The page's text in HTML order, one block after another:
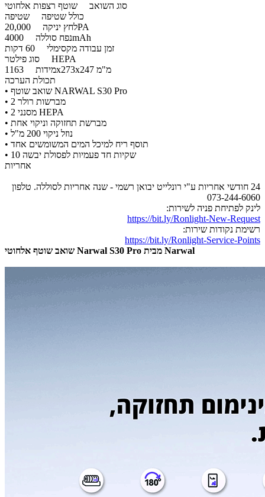
סוג השואב שוטף רצפות אלחוטי
כולל שטיפה שטיפה
לחץ יניקה20,000PA
נפח סוללה4000mAh
זמן עבודה מקסימלי
סוג פילטר HEPA
מידות
1163x273x247 מ"מ
תכולת הערכה
​• שואב שוטף NARWAL S30 Pro
​• 2 מברשות רולר
​• 2 מסנני HEPA
​• מברשת תחזוקה וניקוי אחת
​• נוזל ניקוי 200 מ"ל
​• תוסף ריח למיכל המים המשומשים אחד
​• 10 שקיות חד פעמיות לפסולת יבשה
אחריות
24 חודשי אחריות ע"י רונלייט יבואן רשמי - שנה אחריות לסוללה. טלפון
073-244-6060
לינק לפתיחת פניה לשירות:
https://bit.ly/Ronlight-New-Request
רשימת נקודות שירות:
https://bit.ly/Ronlight-Service-Points
שואב שוטף אלחוטי Narwal S30 Pro מבית Narwal